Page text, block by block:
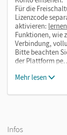
Für die
Lizenzcode
aktivieren:
Funktionen, wie
Verbindung,
Bitte beachten
der Plattform
Mehr lesen
Infos